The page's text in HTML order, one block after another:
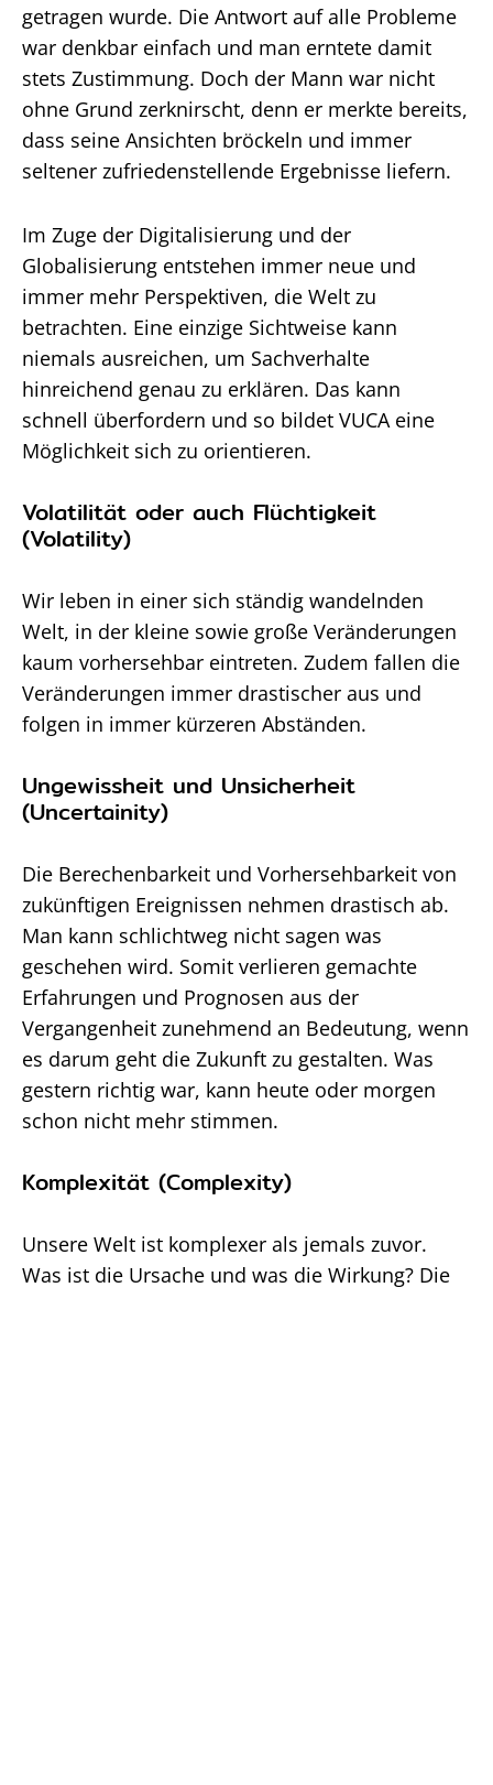
getragen wurde. Die Antwort auf alle Probleme
war denkbar einfach und man erntete damit
stets Zustimmung. Doch der Mann war nicht
ohne Grund zerknirscht, denn er merkte bereits,
dass seine Ansichten bröckeln und immer
seltener zufriedenstellende Ergebnisse liefern.
Im Zuge der Digitalisierung und der
Globalisierung entstehen immer neue und
immer mehr Perspektiven, die Welt zu
betrachten. Eine einzige Sichtweise kann
niemals ausreichen, um Sachverhalte
hinreichend genau zu erklären. Das kann
schnell überfordern und so bildet VUCA eine
Möglichkeit sich zu orientieren.
Volatilität oder auch Flüchtigkeit
(Volatility)
Wir leben in einer sich ständig wandelnden
Welt, in der kleine sowie große Veränderungen
kaum vorhersehbar eintreten. Zudem fallen die
Veränderungen immer drastischer aus und
folgen in immer kürzeren Abständen.
Ungewissheit und Unsicherheit
(Uncertainity)
Die Berechenbarkeit und Vorhersehbarkeit von
zukünftigen Ereignissen nehmen drastisch ab.
Man kann schlichtweg nicht sagen was
geschehen wird. Somit verlieren gemachte
Erfahrungen und Prognosen aus der
Vergangenheit zunehmend an Bedeutung, wenn
es darum geht die Zukunft zu gestalten. Was
gestern richtig war, kann heute oder morgen
schon nicht mehr stimmen.
Komplexität (Complexity)
Unsere Welt ist komplexer als jemals zuvor.
Was ist die Ursache und was die Wirkung? Die